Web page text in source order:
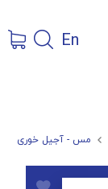
En
 مس - آجیل خوری